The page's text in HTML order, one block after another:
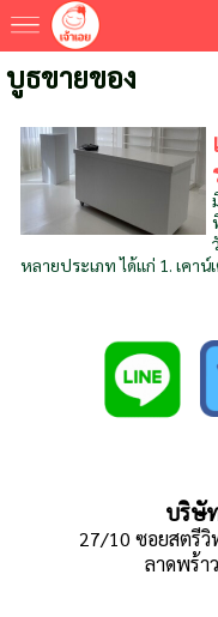
บูธขายของ
หลายประเภท ได้แก่ 1. เคา
บริษั
27/10 ซอยสตรีวิ
ลาดพร้า